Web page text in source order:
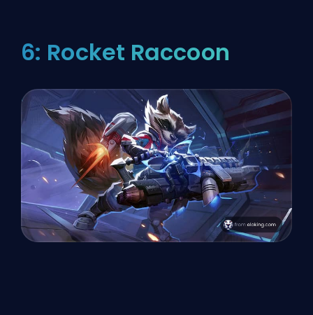
6: Rocket Raccoon